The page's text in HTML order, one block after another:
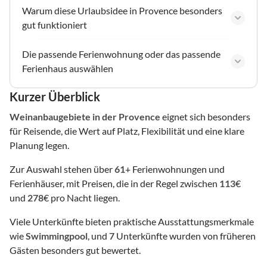
Warum diese Urlaubsidee in Provence besonders
gut funktioniert
Die passende Ferienwohnung oder das passende
Ferienhaus auswählen
Kurzer Überblick
Weinanbaugebiete in der Provence eignet sich besonders
für Reisende, die Wert auf Platz, Flexibilität und eine klare
Planung legen.
Zur Auswahl stehen über61+ Ferienwohnungen und
Ferienhäuser, mit Preisen, die in der Regel zwischen 113€
und 278€ pro Nacht liegen.
Viele Unterkünfte bieten praktische Ausstattungsmerkmale
wieSwimmingpool, und 7 Unterkünfte wurden von früheren
Gästen besonders gut bewertet.